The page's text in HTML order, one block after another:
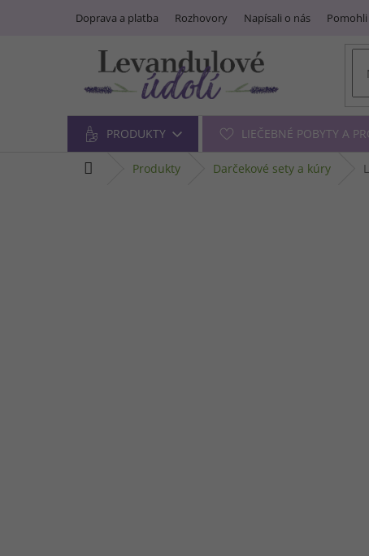
Doprava a platba Rozhovory Napísali o nás
PRODUKTY LIEČEBNÉ POBYTY A
domov produkty darčekové sety a kúry